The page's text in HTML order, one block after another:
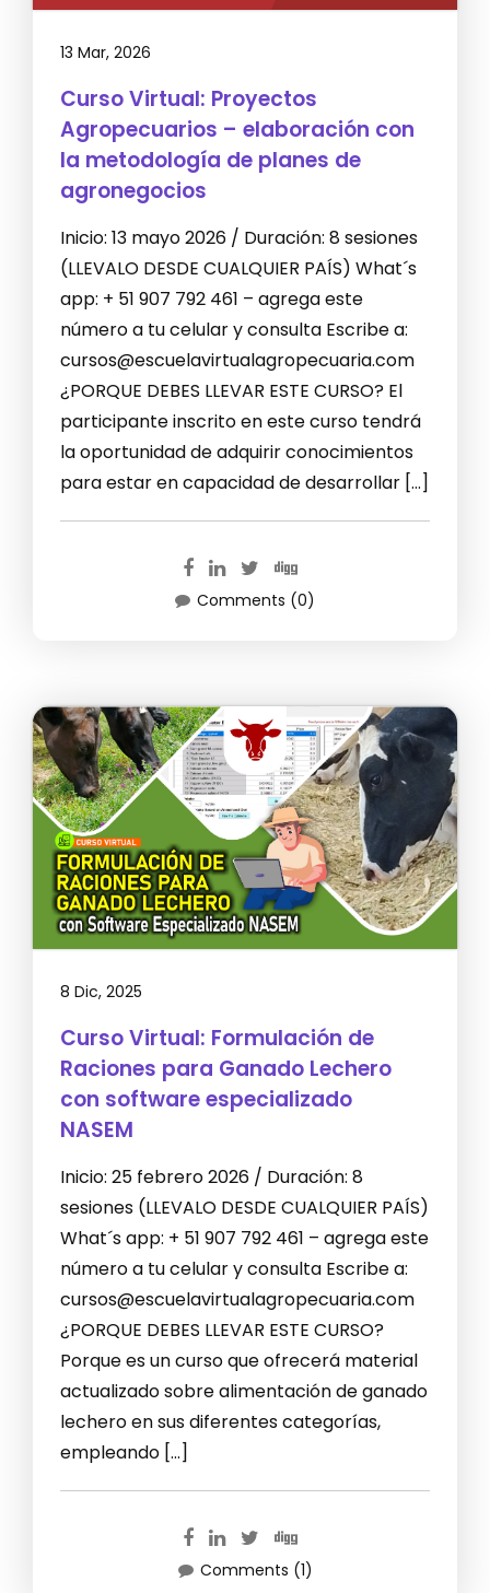
13 Mar, 2026
Curso Virtual: Proyectos
Agropecuarios – elaboración con
la metodología de planes de
agronegocios
Inicio: 13 mayo 2026 / Duración: 8 sesiones
(LLEVALO DESDE CUALQUIER PAÍS) What´s
app: + 51 907 792 461 – agrega este
número a tu celular y consulta Escribe a:
cursos@escuelavirtualagropecuaria.com
¿PORQUE DEBES LLEVAR ESTE CURSO? El
participante inscrito en este curso tendrá
la oportunidad de adquirir conocimientos
para estar en capacidad de desarrollar […]
Comments (0)
8 Dic, 2025
Curso Virtual: Formulación de
Raciones para Ganado Lechero
con software especializado
NASEM
Inicio: 25 febrero 2026 / Duración: 8
sesiones (LLEVALO DESDE CUALQUIER PAÍS)
What´s app: + 51 907 792 461 – agrega este
número a tu celular y consulta Escribe a:
cursos@escuelavirtualagropecuaria.com
¿PORQUE DEBES LLEVAR ESTE CURSO?
Porque es un curso que ofrecerá material
actualizado sobre alimentación de ganado
lechero en sus diferentes categorías,
empleando […]
Comments (1)